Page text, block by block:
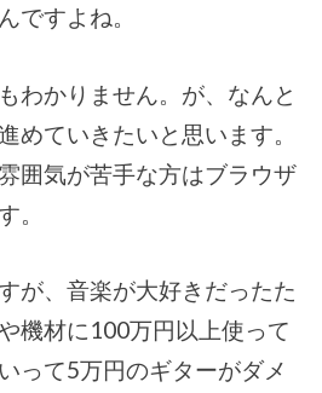
ですよね。
わかりません。が、なんと
めていきたいと思います。
囲気が苦手な方はブラウザ
。
が、音楽が大好きだったた
機材に100万円以上使って
って5万円のギターがダメ